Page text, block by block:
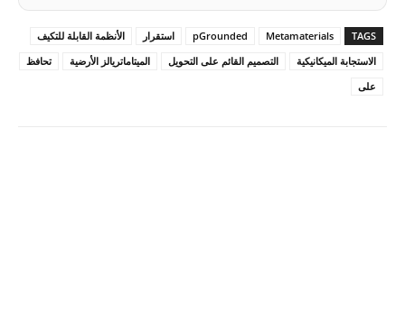
TAGS
Metamaterials
pGrounded استقرار
الأنظمة القابلة للتكيف
الاستجابة الميكانيكية
التصميم القائم على التحويل الميتاماتريالز الأرضية
تحافظ
على